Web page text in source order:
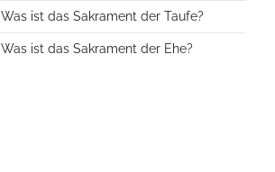
Was ist das Sakrament der Taufe?
Was ist das Sakrament der Ehe?